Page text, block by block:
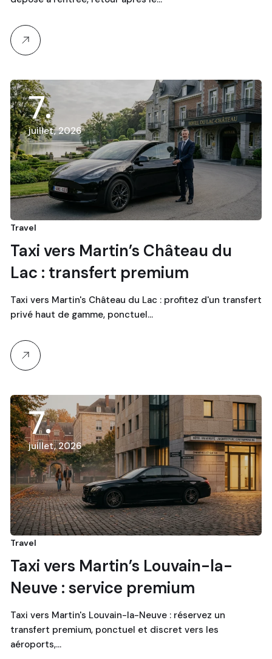
7
juillet, 2026
Travel
Taxi vers Martin’s Château du
Lac : transfert premium
Taxi vers Martin's Château du Lac : profitez d'un transfert
privé haut de gamme, ponctuel…
7
juillet, 2026
Travel
Taxi vers Martin’s Louvain-la-
Neuve : service premium
Taxi vers Martin's Louvain-la-Neuve : réservez un
transfert premium, ponctuel et discret vers les
aéroports,…